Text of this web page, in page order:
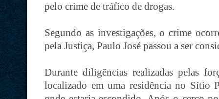
pelo crime de tráfico de drogas.
Segundo as investigações, o crime
pela Justiça, Paulo José passou a ser
Durante diligências realizadas pelas
localizado em uma residência no Sítio